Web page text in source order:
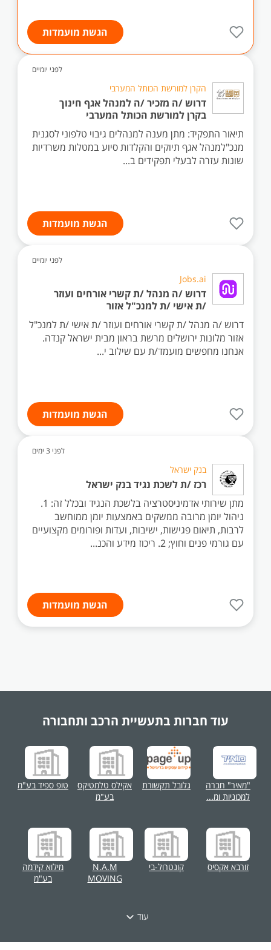
הגשת מועמדות
לפני יומיים
הקרן למורשת הכותל המערבי
דרוש /ה מזכיר /ה למנהל אגף חינוך
בקרן למורשת הכותל המערבי
תיאור התפקיד: מתן מענה למנהלים גיבוי טלפוני לסגנית
מנכ"למנהל אגף תיוקים והקלדות סיוע במטלות משרדיות
שונות עזרה לבעלי תפקידים ב...
הגשת מועמדות
לפני יומיים
Jobs.ai
דרוש /ה מנהל /ת קשרי אורחים ועוזר
/ת אישי /ת למנכ"ל אזור
דרוש /ה מנהל /ת קשרי אורחים ועוזר /ת אישי /ת למנכ"ל
אזור מלונות ירושלים מרשת בראון מבית ישראל קנדה.
אנחנו מחפשים מועמד/ת עם שילוב י...
הגשת מועמדות
לפני 3 ימים
בנק ישראל
רכז /ת לשכת נגיד בנק ישראל
מתן שירותי אדמיניסטרציה בלשכת הנגיד ובכלל זה: 1.
ניהול יומן מרובה ממשקים באמצעות יומן ממוחשב
לרבות, תיאום פגישות, ישיבות, ועדות ופורומים מקצועיים
עם גורמי פנים וחוץ; 2. ריכוז מידע והכנ...
הגשת מועמדות
עוד חברות בתעשיית הרכב ותחבורה
"מאיר" חברה
למכוניות ומ...
גלובל תקשורת
אקילס טלמטיקס
בע"מ
טופ ספיד בע"מ
זורבא אקסיס קונטרול-בי
N.A.M
MOVING
מילוא קידמה
בע"מ
עוד